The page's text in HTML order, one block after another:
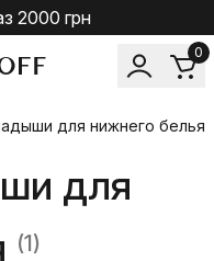
2000 грн
0
для нижнего белья
для
(1)